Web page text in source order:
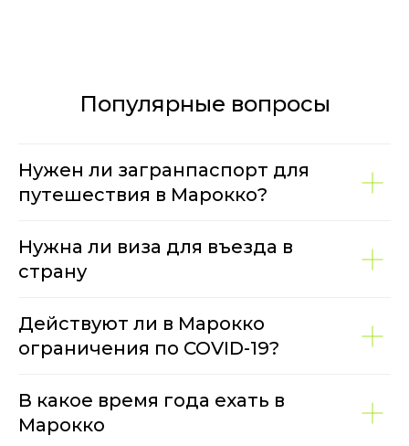
Популярные вопросы
Нужен ли загранпаспорт для
путешествия в Марокко?
Нужна ли виза для въезда в
страну
Действуют ли в Марокко
ограничения по COVID-19?
В какое время года ехать в
Марокко